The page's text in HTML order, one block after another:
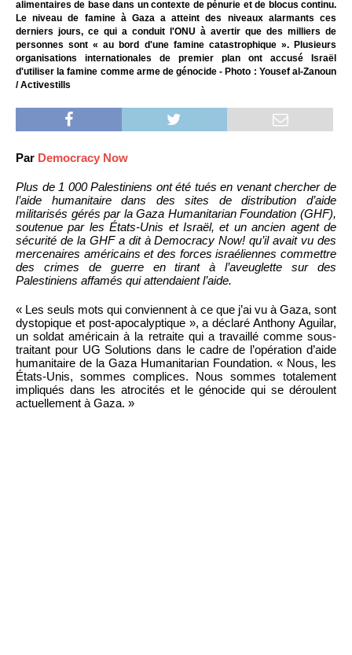
alimentaires de base dans un contexte de pénurie et de blocus continu.
Le niveau de famine à Gaza a atteint des niveaux alarmants ces
derniers jours, ce qui a conduit l'ONU à avertir que des milliers de
personnes sont « au bord d'une famine catastrophique ». Plusieurs
organisations internationales de premier plan ont accusé Israël
d'utiliser la famine comme arme de génocide - Photo : Yousef al-Zanoun
/ Activestills
Par Democracy Now
Plus de 1 000 Palestiniens ont été tués en venant chercher de
l’aide humanitaire dans des sites de distribution d’aide
militarisés gérés par la Gaza Humanitarian Foundation (GHF),
soutenue par les États-Unis et Israël, et un ancien agent de
sécurité de la GHF a dit à Democracy Now! qu’il avait vu des
mercenaires américains et des forces israéliennes commettre
des crimes de guerre en tirant à l’aveuglette sur des
Palestiniens affamés qui attendaient l’aide.
« Les seuls mots qui conviennent à ce que j’ai vu à Gaza, sont
dystopique et post-apocalyptique », a déclaré Anthony Aguilar,
un soldat américain à la retraite qui a travaillé comme sous-
traitant pour UG Solutions dans le cadre de l’opération d’aide
humanitaire de la Gaza Humanitarian Foundation. « Nous, les
États-Unis, sommes complices. Nous sommes totalement
impliqués dans les atrocités et le génocide qui se déroulent
actuellement à Gaza. »